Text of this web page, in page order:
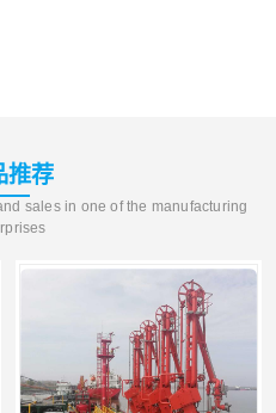
推荐
sales in one of the manufacturing